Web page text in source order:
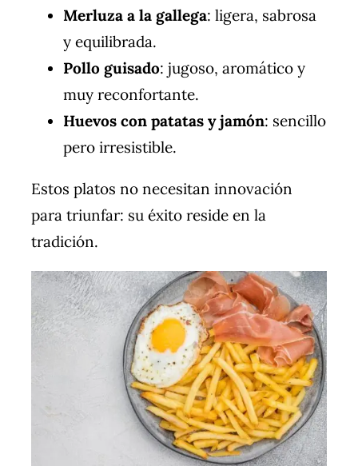
Merluza a la gallega: ligera, sabrosa
y equilibrada.
Pollo guisado: jugoso, aromático y
muy reconfortante.
Huevos con patatas y jamón: sencillo
pero irresistible.
Estos platos no necesitan innovación
para triunfar: su éxito reside en la
tradición.